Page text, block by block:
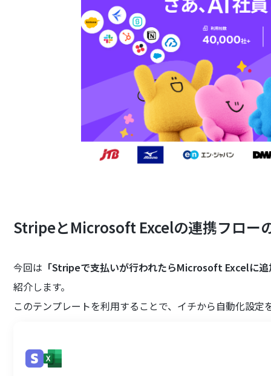
StripeとMicrosoft Excelの連携フロー
今回は 「Stripeで支払いが行われたらMicrosoft Excelに
紹介します。
このテンプレートを利用することで、イチから自動化設定